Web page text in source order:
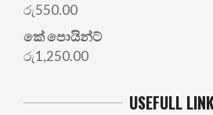
රු550.00
කේ පොයින්ට්
රු1,250.00
USEFULL